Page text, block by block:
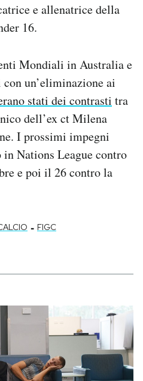
e allenatrice della
16.
Mondiali in Australia e
un’eliminazione ai
stati dei contrasti tra
dell’ex ct Milena
I prossimi impegni
Nations League contro
e poi il 26 contro la
- FIGC